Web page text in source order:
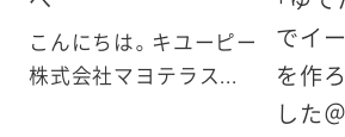
こんにちは。キユーピー
株式会社マヨテラス...
でイ
を作
した